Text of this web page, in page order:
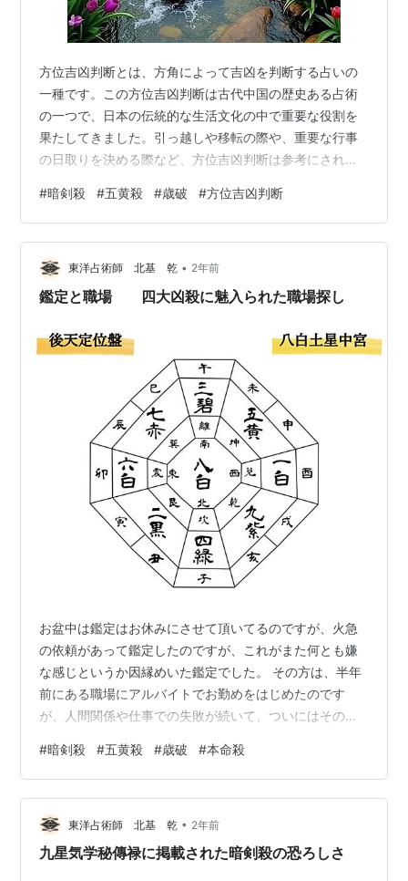
方位吉凶判断とは、方角によって吉凶を判断する占いの
一種です。この方位吉凶判断は古代中国の歴史ある占術
の一つで、日本の伝統的な生活文化の中で重要な役割を
果たしてきました。引っ越しや移転の際や、重要な行事
の日取りを決める際など、方位吉凶判断は参考にされて
関係性が重視されることがあります。 【九星気学秘傳
禄】（プロ仕様） 税込み 3025円 Amazon
https://amzn.to/3G713fS 👆クリック👆楽天Books
https://a.r10.to/h5m8tH 👆クリック👆 #パブファンセル
フ#九星気学#暗剣殺#五黄殺#本命殺#歳破 …
#暗剣殺 #五黄殺 #歳破 #方位吉凶判断
東洋占術師 北基 乾 • 2年前
鑑定と職場 四大凶殺に魅入られた職場探し
お盆中は鑑定はお休みにさせて頂いてるのですが、火急
の依頼があって鑑定したのですが、これがまた何とも嫌
な感じというか因縁めいた鑑定でした。 その方は、半年
前にある職場にアルバイトでお勤めをはじめたのです
が、人間関係や仕事での失敗が続いて、ついにはその職
てると職種的には適職だったし、何か運勢的にも変なと
ころは無かったのですが、最後に見てみたのが初出勤の
時の方位が極めて良くない方位を犯していたみたいで、
うまくゆかない原因がそこにあると思ってその旨を伝え
て、次回、バイト先を見つけるときは年月ともに吉方位
#暗剣殺 #五黄殺 #歳破 #本命殺
東洋占術師 北基 乾 • 2年前
九星気学秘傳禄に掲載された暗剣殺の恐ろしさ